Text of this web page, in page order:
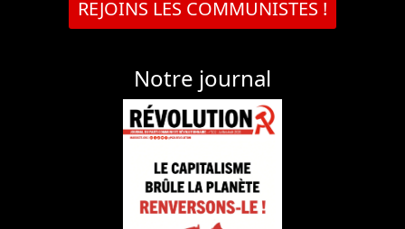
REJOINS LES COMMUNISTES !
Notre journal